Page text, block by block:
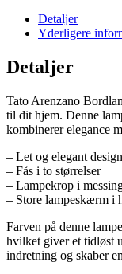
Detaljer
Yderligere
Detaljer
Tato Arenzano
til dit hjem. Denne
kombinerer elegance
– Let og elegant design
– Fås i to størrelser
– Lampekrop i
– Store lampeskærm i
Farven på denne
hvilket giver et tidløst
indretning og skaber